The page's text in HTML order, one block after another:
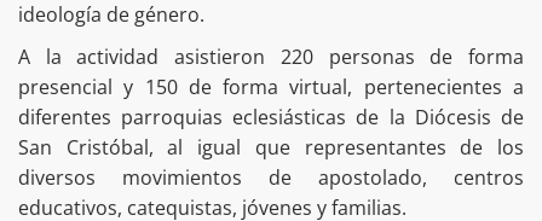
ideología de género.
A la actividad asistieron 220 personas de forma
presencial y 150 de forma virtual, pertenecientes a
diferentes parroquias eclesiásticas de la Diócesis de
San Cristóbal, al igual que representantes de los
diversos movimientos de apostolado, centros
educativos, catequistas, jóvenes y familias.